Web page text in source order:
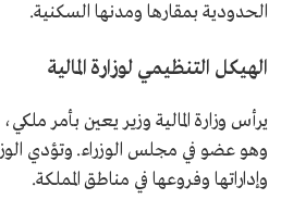
الحدودية بمقارها ومدنها السكنية.
الهيكل التنظيمي لوزارة المالية
يرأس وزارة المالية وزير يعين بأمر
وهو عضو في مجلس الوزراء. وتؤدي
وإداراتها وفروعها في مناطق المملكة.